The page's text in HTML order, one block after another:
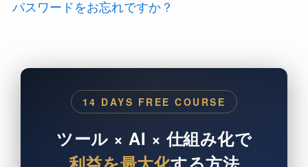
パスワードをお忘れですか？
14 DAYS FREE COURSE
ツール × AI × 仕組み化で